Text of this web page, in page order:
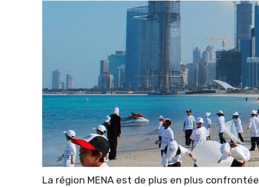
La région MENA est de plus en plus